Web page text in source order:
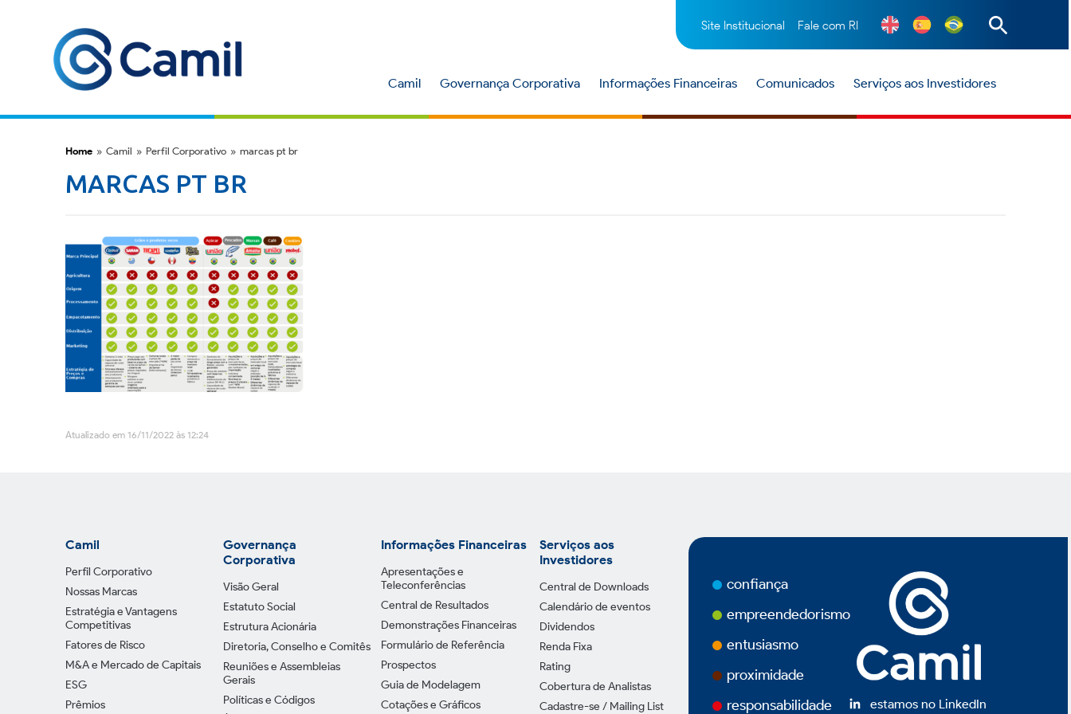
Site Institucional Fale com RI
Camil Governança Corporativa Informações Financeiras Comunicados Serviços aos Investidores
Home » Camil » Perfil Corporativo » marcas pt br
MARCAS PT BR
Atualizado em 16/11/2022 às 12:24
Camil
Perfil Corporativo
Nossas Marcas
Estratégia e Vantagens
Competitivas
Fatores de Risco
M&A e Mercado de Capitais
ESG
Prêmios
Governança
Corporativa
Visão Geral
Estatuto Social
Estrutura Acionária
Diretoria, Conselho e Comitês
Reuniões e Assembleias
Gerais
Políticas e Códigos
Informações Financeiras
Apresentações e
Teleconferências
Central de Resultados
Demonstrações Financeiras
Formulário de Referência
Prospectos
Guia de Modelagem
Cotações e Gráficos
Serviços aos
Investidores
Central de Downloads
Calendário de eventos
Dividendos
Renda Fixa
Rating
Cobertura de Analistas
Cadastre-se / Mailing List
confiança
empreendedorismo
entusiasmo
proximidade
responsabilidade
estamos no LinkedIn